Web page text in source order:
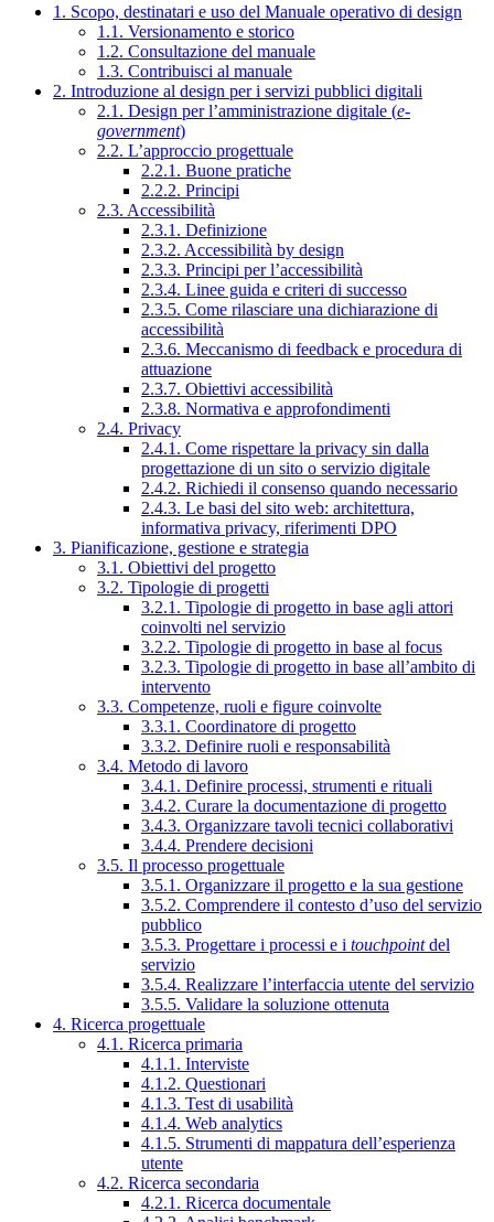
1. Scopo, destinatari e uso del Manuale operativo di design
1.1. Versionamento e storico
1.2. Consultazione del manuale
1.3. Contribuisci al manuale
2. Introduzione al design per i servizi pubblici digitali
2.1. Design per l’amministrazione digitale (e-
government)
2.2. L’approccio progettuale
2.2.1. Buone pratiche
2.2.2. Principi
2.3. Accessibilità
2.3.1. Definizione
2.3.2. Accessibilità by design
2.3.3. Principi per l’accessibilità
2.3.4. Linee guida e criteri di successo
2.3.5. Come rilasciare una dichiarazione di
accessibilità
2.3.6. Meccanismo di feedback e procedura di
attuazione
2.3.7. Obiettivi accessibilità
2.3.8. Normativa e approfondimenti
2.4. Privacy
2.4.1. Come rispettare la privacy sin dalla
progettazione di un sito o servizio digitale
2.4.2. Richiedi il consenso quando necessario
2.4.3. Le basi del sito web: architettura,
informativa privacy, riferimenti DPO
3. Pianificazione, gestione e strategia
3.1. Obiettivi del progetto
3.2. Tipologie di progetti
3.2.1. Tipologie di progetto in base agli attori
coinvolti nel servizio
3.2.2. Tipologie di progetto in base al focus
3.2.3. Tipologie di progetto in base all’ambito di
intervento
3.3. Competenze, ruoli e figure coinvolte
3.3.1. Coordinatore di progetto
3.3.2. Definire ruoli e responsabilità
3.4. Metodo di lavoro
3.4.1. Definire processi, strumenti e rituali
3.4.2. Curare la documentazione di progetto
3.4.3. Organizzare tavoli tecnici collaborativi
3.4.4. Prendere decisioni
3.5. Il processo progettuale
3.5.1. Organizzare il progetto e la sua gestione
3.5.2. Comprendere il contesto d’uso del servizio
pubblico
3.5.3. Progettare i processi e i touchpointdel
servizio
3.5.4. Realizzare l’interfaccia utente del servizio
3.5.5. Validare la soluzione ottenuta
4. Ricerca progettuale
4.1. Ricerca primaria
4.1.1. Interviste
4.1.2. Questionari
4.1.3. Test di usabilità
4.1.4. Web analytics
4.1.5. Strumenti di mappatura dell’esperienza
utente
4.2. Ricerca secondaria
4.2.1. Ricerca documentale